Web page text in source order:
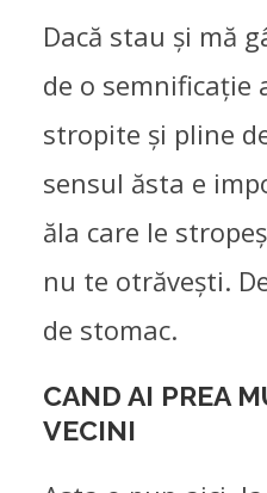
Dacă stau și mă
de o semnificație
stropite și pline
sensul ăsta e
ăla care le
nu te otrăvești.
de stomac.
CAND AI PREA
VECINI